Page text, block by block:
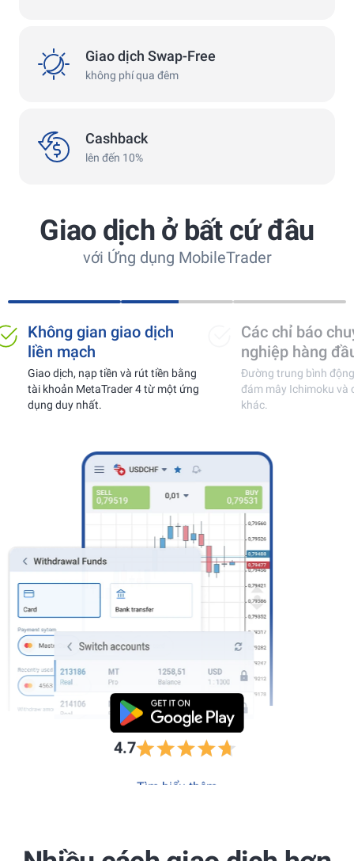
Giao dịch Swap-Free
không phí qua đêm
Cashback
lên đến 10%
Giao dịch ở bất cứ đâu
với Ứng dụng MobileTrader
Không gian giao dịch
liền mạch
Giao dịch, nạp tiền và rút tiền bằng
tài khoản MetaTrader 4 từ một ứng
dụng duy nhất.
Các chỉ báo
nghiệp hàng
Đường trung bình
đám mây Ichimoku và
khác.
4.7
Tìm hiểu thêm